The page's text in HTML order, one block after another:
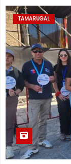
TAMARUGAL